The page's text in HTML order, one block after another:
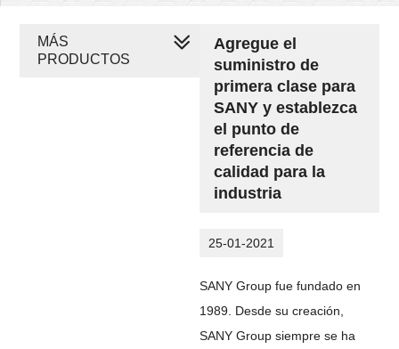
Agregue el
suministro de
primera clase para
SANY y establezca
el punto de
referencia de
calidad para la
industria
25-01-2021
SANY Group fue fundado en
1989. Desde su creación,
SANY Group siempre se ha
MÁS
PRODUCTOS